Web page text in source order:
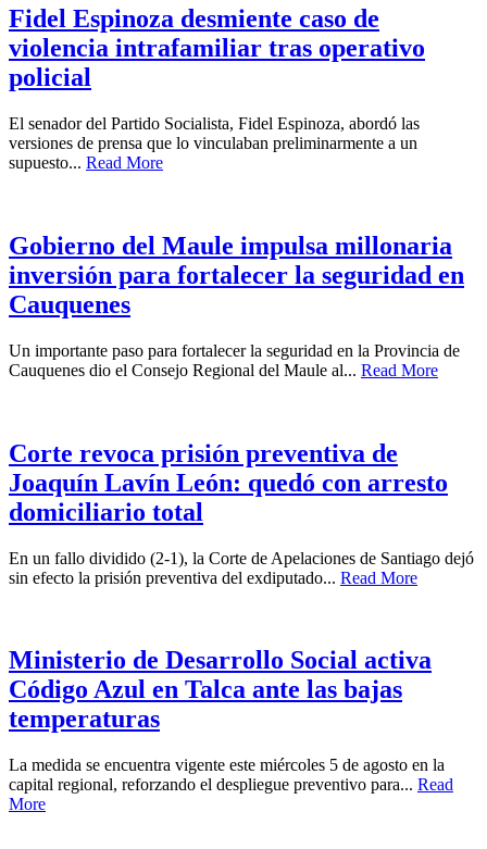
Fidel Espinoza desmiente caso de
violencia intrafamiliar tras operativo
policial
El senador del Partido Socialista, Fidel Espinoza, abordó las
versiones de prensa que lo vinculaban preliminarmente a un
supuesto... Read More
Gobierno del Maule impulsa millonaria
inversión para fortalecer la seguridad en
Cauquenes
Un importante paso para fortalecer la seguridad en la Provincia de
Cauquenes dio el Consejo Regional del Maule al... Read More
Corte revoca prisión preventiva de
Joaquín Lavín León: quedó con arresto
domiciliario total
En un fallo dividido (2-1), la Corte de Apelaciones de Santiago dejó
sin efecto la prisión preventiva del exdiputado... Read More
Ministerio de Desarrollo Social activa
Código Azul en Talca ante las bajas
temperaturas
La medida se encuentra vigente este miércoles 5 de agosto en la
capital regional, reforzando el despliegue preventivo para... Read
More